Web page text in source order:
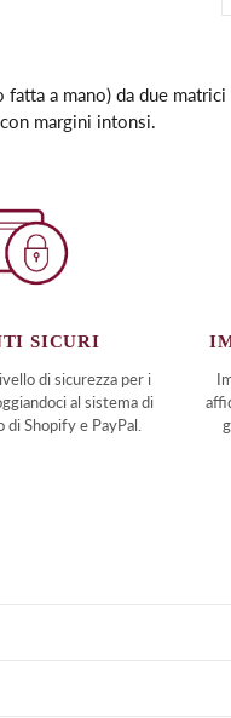
del
a mano) da due
margini intonsi.
SICURI
di sicurezza per i
al sistema di
Shopify e PayPal.